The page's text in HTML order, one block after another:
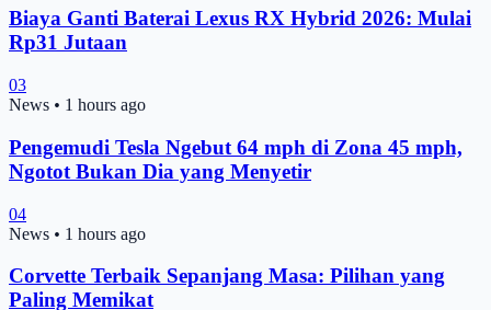
Biaya Ganti Baterai Lexus RX Hybrid 2026: Mulai
Rp31 Jutaan
03
News • 1 hours ago
Pengemudi Tesla Ngebut 64 mph di Zona 45 mph,
Ngotot Bukan Dia yang Menyetir
04
News • 1 hours ago
Corvette Terbaik Sepanjang Masa: Pilihan yang
Paling Memikat